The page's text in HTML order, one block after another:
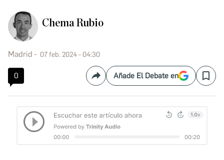
Chema Rubio
Madrid 07 feb. 2024 - 04:30
0 CompartirAñade El Debate en Save